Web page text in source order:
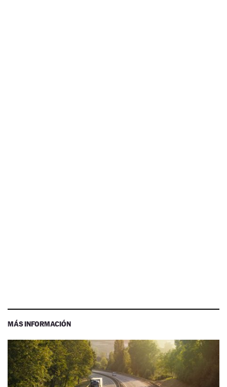
MÁS INFORMACIÓN